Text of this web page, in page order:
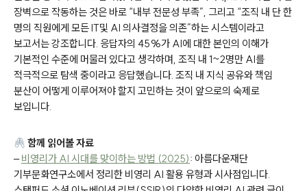
장벽으로 작동하는 것은 바로 “내부 전문성 부족”, 그리고 “조직 내 단 한
명의 직원에게 모든 IT및 AI 의사결정을 의존”하는 시스템이라고
보고서는 강조합니다. 응답자의 45%가 AI에 대한 본인의 이해가
기본적인 수준에 머물러 있다고 생각하며, 조직 내 1~2명만 AI를
적극적으로 탐색 중이라고 응답했습니다. 조직 내 지식 공유와 책임
분산이 어떻게 이루어져야 할지 고민하는 것이 앞으로의 숙제로
보입니다.
함께 읽어볼 자료
–비영리가 AI 시대를 맞이하는 방법 (2025): 아름다운재단
기부문화연구소에서 정리한 비영리 AI 활용 유형과 시사점입니다.